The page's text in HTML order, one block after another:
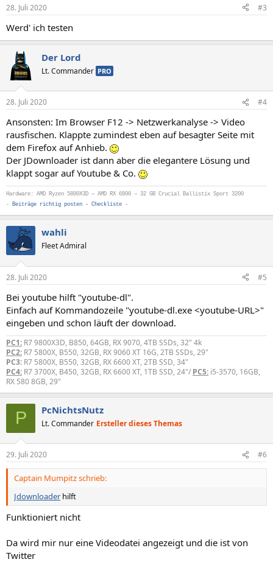
e
:
28. Juli 2020 #3
Werd' ich testen
Der Lord
Lt. Commander PRO
28. Juli 2020 #4
Ansonsten: Im Browser F12 -> Netzwerkanalyse -> Video
rausfischen. Klappte zumindest eben auf besagter Seite mit
dem Firefox auf Anhieb.
Der JDownloader ist dann aber die elegantere Lösung und
klappt sogar auf Youtube & Co.
Hardware: AMD Ryzen 5800X3D — AMD RX 6800 — 32 GB Crucial Ballistix Sport 3200
- Beiträge richtig posten - Checkliste -
wahli
Fleet Admiral
28. Juli 2020 #5
Bei youtube hilft "youtube-dl".
Einfach auf Kommandozeile "youtube-dl.exe <youtube-URL>"
eingeben und schon läuft der download.
PC1: R7 9800X3D, B850, 64GB, RX 9070, 4TB SSDs, 32" 4k
PC2: R7 5800X, B550, 32GB, RX 9060 XT 16G, 2TB SSDs, 29"
PC3: R7 5800X, B550, 32GB, RX 6600 XT, 2TB SSD, 34"
PC4: R7 3700X, B450, 32GB, RX 6600 XT, 1TB SSD, 24"/ PC5: i5-3570, 16GB,
RX 580 8GB, 29"
P PcNichtsNutz
Lt. Commander Ersteller dieses Themas
29. Juli 2020 #6
Captain Mumpitz schrieb:
Jdownloader hilft
Funktioniert nicht
Da wird mir nur eine Videodatei angezeigt und die ist von
Twitter